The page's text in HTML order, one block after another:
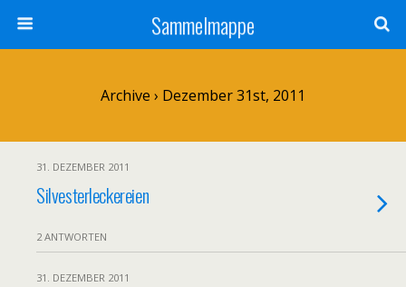
Sammelmappe
Archive › Dezember 31st, 2011
31. DEZEMBER 2011
Silvesterleckereien
2 ANTWORTEN
31. DEZEMBER 2011